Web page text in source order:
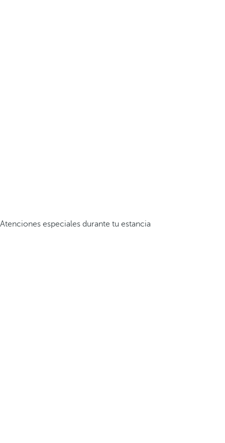
Atenciones especiales durante tu estancia